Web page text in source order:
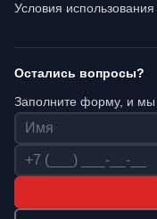
Условия
Остались вопросы?
Заполните форму, и мы
Имя
Телефон